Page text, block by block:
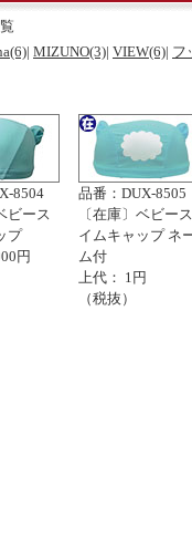
| MIZUNO(3)| VIEW(6)| フ
8504
ビース
プ
円
品番：DUX-8505
〔在庫〕ベビース
イムキャップ ネ
ム付
上代： 1円
（税抜）